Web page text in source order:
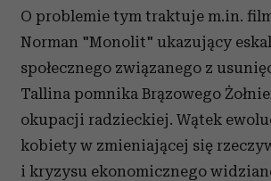
O problemie tym traktuje m.in.
Norman "Monolit" ukazujący
społecznego związanego z
Tallina pomnika Brązowego
okupacji radzieckiej. Wątek
kobiety w zmieniającej się
i kryzysu ekonomicznego